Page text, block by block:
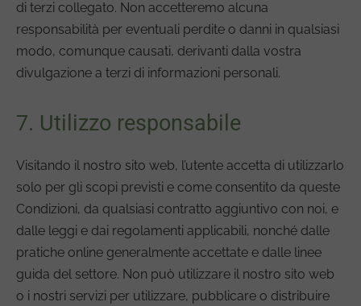
di terzi collegato. Non accetteremo alcuna
responsabilità per eventuali perdite o danni in qualsiasi
modo, comunque causati, derivanti dalla vostra
divulgazione a terzi di informazioni personali.
7. Utilizzo responsabile
Visitando il nostro sito web, l’utente accetta di utilizzarlo
solo per gli scopi previsti e come consentito da queste
Condizioni, da qualsiasi contratto aggiuntivo con noi, e
dalle leggi e dai regolamenti applicabili, nonché dalle
pratiche online generalmente accettate e dalle linee
guida del settore. Non può utilizzare il nostro sito web
o i nostri servizi per utilizzare, pubblicare o distribuire